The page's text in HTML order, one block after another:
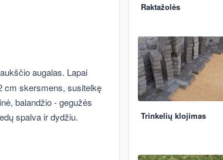
augalas. Lapai
cm skersmens, susitelkę
balandžio - gegužės
spalva ir dydžiu.
Raktažolės
Trinkelių klojimas